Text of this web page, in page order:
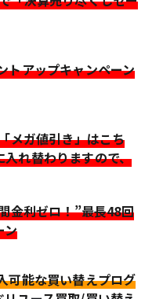
トアップキャンペーン
メガ値引き」はこち
れ替わりますので、
金利ゼロ！”最長48回
ン
可能な買い替えプログ